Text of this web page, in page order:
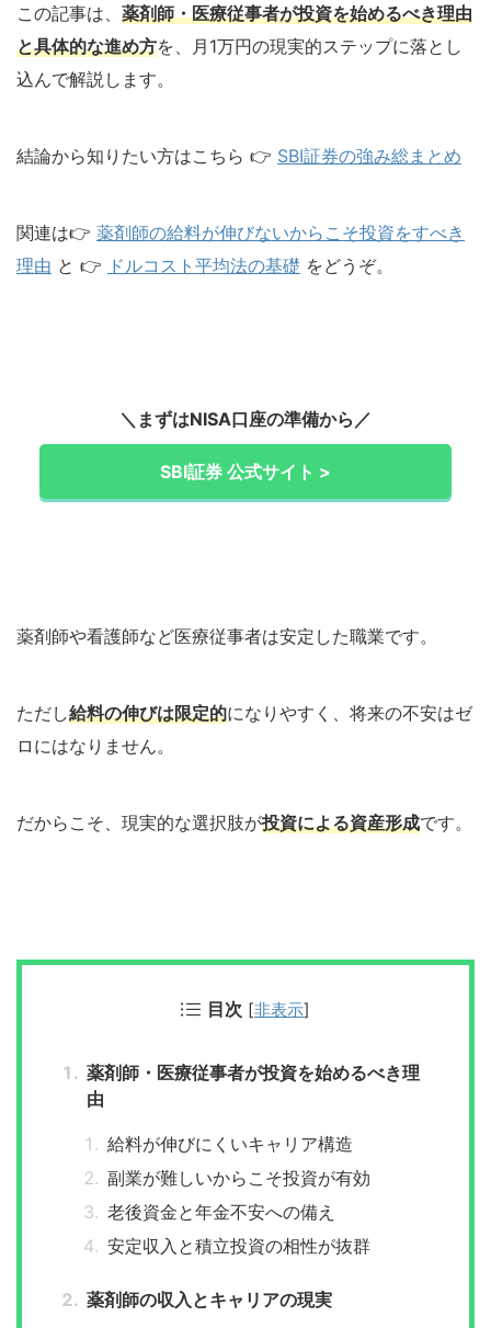
この記事は、 薬剤師・医療従事者が投資を始めるべき理由
と具体的な進め方を、月1万円の現実的ステップに落とし
込んで解説します。
結論から知りたい方はこちら 👉 SBI証券の強み総まとめ
関連は👉 薬剤師の給料が伸びないからこそ投資をすべき
理由 と 👉 ドルコスト平均法の基礎 をどうぞ。
＼まずはNISA口座の準備から／
SBI証券 公式サイト >
薬剤師や看護師など医療従事者は安定した職業です。
ただし給料の伸びは限定的になりやすく、将来の不安はゼ
ロにはなりません。
だからこそ、現実的な選択肢が投資による資産形成です。
目次 [非表示]
薬剤師・医療従事者が投資を始めるべき理
由
給料が伸びにくいキャリア構造
副業が難しいからこそ投資が有効
老後資金と年金不安への備え
安定収入と積立投資の相性が抜群
薬剤師の収入とキャリアの現実